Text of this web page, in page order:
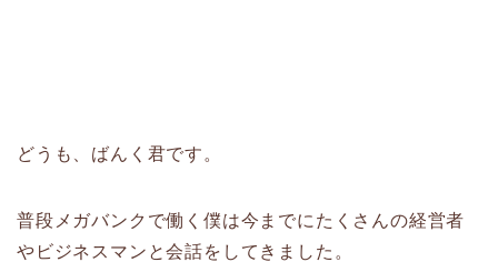
どうも、ばんく君です。
普段メガバンクで働く僕は今までにたくさんの経営者
やビジネスマンと会話をしてきました。